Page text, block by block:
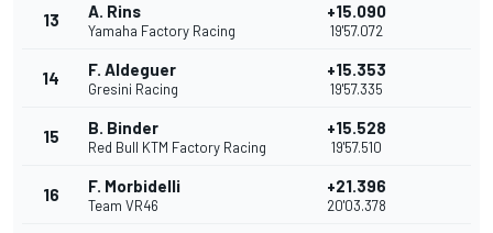
13 A. Rins
Yamaha Factory Racing
+15.090
19'57.072
14 F. Aldeguer
Gresini Racing
+15.353
19'57.335
15 B. Binder
Red Bull KTM Factory Racing
+15.528
19'57.510
16 F. Morbidelli
Team VR46
+21.396
20'03.378